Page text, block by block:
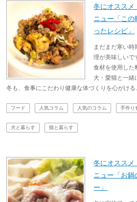
冬にオススメ
ニュー「この
ったレシピ」
まだまだ寒い
理が美味しいで
食材を使用した
犬・愛猫と一緒
冬も、食事にこだわり健康な体づくりを心がけ
フード 人気コラム 人気のコラム 手作り
犬と暮らす 猫と暮らす
冬にオススメ
ニュー「お鍋
ー」